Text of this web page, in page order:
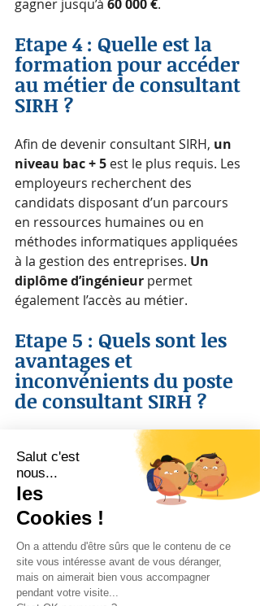
gagner jusqu’à 60 000 €.
Etape 4 : Quelle est la
formation pour accéder
au métier de consultant
SIRH ?
Afin de devenir consultant SIRH, un
niveau bac + 5 est le plus requis. Les
employeurs recherchent des
candidats disposant d’un parcours
en ressources humaines ou en
méthodes informatiques appliquées
à la gestion des entreprises. Un
diplôme d’ingénieur permet
également l’accès au métier.
Etape 5 : Quels sont les
avantages et
inconvénients du poste
de consultant SIRH ?
Les + du métier de consultant SIRH
Une rémunération attrayante,
Un travail parfait pour ceux qui
veulent allier informatique et RH,
Un métier adapté aux personnes
possédant d’excellentes
aptitudes en termes de gestion
et d’organisation.